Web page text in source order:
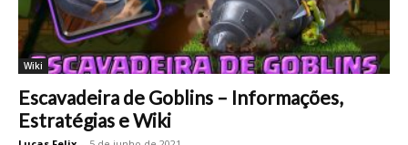
Wiki
Escavadeira de Goblins – Informações,
Estratégias e Wiki